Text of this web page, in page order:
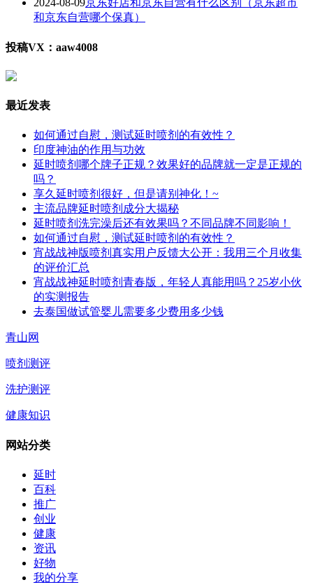
2024-08-09京东好店和京东自营有什么区别（京东超市
和京东自营哪个保真）
投稿VX：aaw4008
最近发表
如何通过自慰，测试延时喷剂的有效性？
印度神油的作用与功效
延时喷剂哪个牌子正规？效果好的品牌就一定是正规的
吗？
享久延时喷剂很好，但是请别神化！~
主流品牌延时喷剂成分大揭秘
延时喷剂洗完澡后还有效果吗？不同品牌不同影响！
如何通过自慰，测试延时喷剂的有效性？
宵战战神版喷剂真实用户反馈大公开：我用三个月收集
的评价汇总
宵战战神延时喷剂青春版，年轻人真能用吗？25岁小伙
的实测报告
去泰国做试管婴儿需要多少费用多少钱
青山网
喷剂测评
洗护测评
健康知识
网站分类
延时
百科
推广
创业
健康
资讯
好物
我的分享